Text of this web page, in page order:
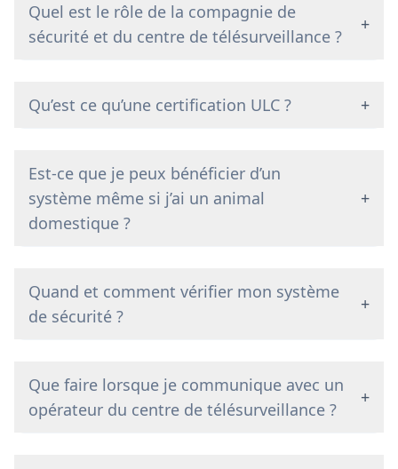
Quel est le rôle de la compagnie de
sécurité et du centre de télésurveillance ?
+
Qu’est ce qu’une certification ULC ? +
Est-ce que je peux bénéficier d’un
système même si j’ai un animal
domestique ?
+
Quand et comment vérifier mon système
de sécurité ?
+
Que faire lorsque je communique avec un
opérateur du centre de télésurveillance ?
+